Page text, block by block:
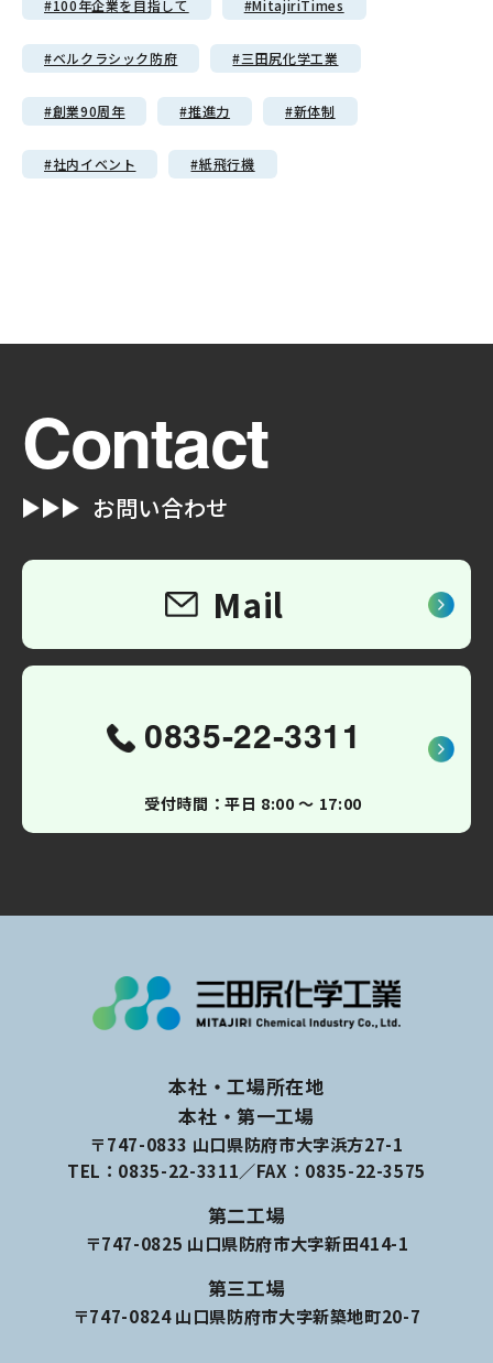
#100年企業を目指して #MitajiriTimes
#ベルクラシック防府 #三田尻化学工業
#創業90周年 #推進力 #新体制
#社内イベント #紙飛行機
Contact
お問い合わせ
Mail
0835-22-3311
受付時間：平日 8:00 〜 17:00
本社・工場所在地
本社・第一工場
〒747-0833 山口県防府市大字浜方27-1
TEL： 0835-22-3311／FAX：0835-22-3575
第二工場
〒747-0825 山口県防府市大字新田414-1
第三工場
〒747-0824 山口県防府市大字新築地町20-7